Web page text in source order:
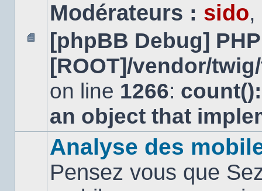
Aucun
message
non
Modérateurs : sido,
[phpBB Debug]
[ROOT]/vendor/
on line 1266:
an object that
Analyse des
Pensez vous que